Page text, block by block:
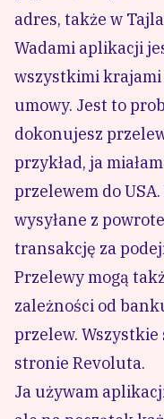
adres, także w
Wadami aplikacji
wszystkimi
umowy. Jest to
dokonujesz
przykład, ja
przelewem do
wysyłane z
transakcję za
Przelewy mogą
zależności od
przelew.
stronie Revoluta.
Ja używam